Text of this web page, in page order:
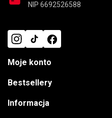
NIP 6692526588
Moje konto
Bestsellery
Informacja